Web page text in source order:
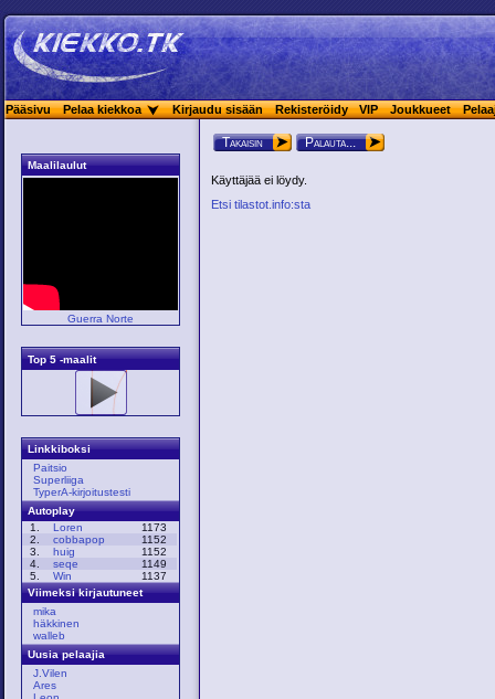
Pääsivu Pelaa kiekkoa Kirjaudu sisään Rekisteröidy VIP Joukkueet
Maalilaulut
Guerra Norte
Top 5 -maalit
Linkkiboksi
Paitsio
Superliiga
TyperA-kirjoitustesti
Autoplay
1.
Loren
1173
2.
cobbapop
1152
3.
huig
1152
4.
seqe
1149
5.
Win
1137
Viimeksi kirjautuneet
mika
häkkinen
walleb
Uusia pelaajia
J.Vilen
Ares
Takaisin Palauta...
Käyttäjää ei löydy.
Etsi tilastot.info:sta